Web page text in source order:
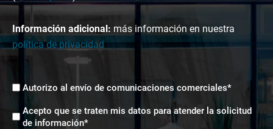
Información adicional: más información en nuestra
política de privacidad
Envíos
Autorizo al envío de comunicaciones comerciales*
Aceptación
tratamiento
Acepto que se traten mis datos para atender la solicitud
de información*